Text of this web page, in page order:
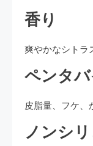
香り
爽やかなシトラ
ペンタ
皮脂量、フケ、
ノンシ